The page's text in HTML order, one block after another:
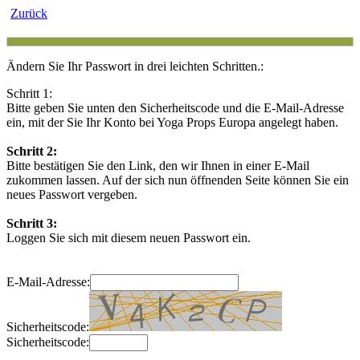
Zurück
Ändern Sie Ihr Passwort in drei leichten Schritten.:
Schritt 1:
Bitte geben Sie unten den Sicherheitscode und die E-Mail-Adresse
ein, mit der Sie Ihr Konto bei Yoga Props Europa angelegt haben.
Schritt 2:
Bitte bestätigen Sie den Link, den wir Ihnen in einer E-Mail
zukommen lassen. Auf der sich nun öffnenden Seite können Sie ein
neues Passwort vergeben.
Schritt 3:
Loggen Sie sich mit diesem neuen Passwort ein.
E-Mail-Adresse:
Sicherheitscode:
Sicherheitscode: